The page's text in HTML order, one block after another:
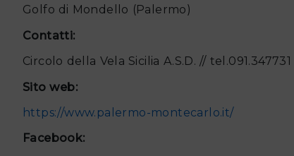
Golfo di Mondello (Palermo)
Contatti:
Circolo della Vela Sicilia A.S.D. // tel.091.347731
Sito web:
https://www.palermo-montecarlo.it/
Facebook: